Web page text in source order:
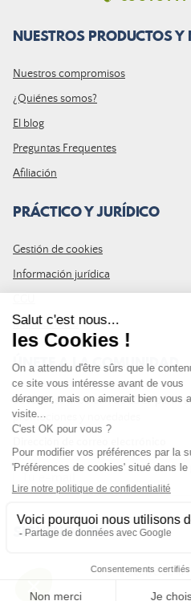
NUESTROS PRODUCTOS
Nuestros compromisos
¿Quiénes somos?
El blog
Preguntas Frequentes
Afiliación
PRÁCTICO Y JURÍDICO
Gestión de cookies
Información jurídica
Mapa del sitio
ÚNETE A LA COMUNIDAD
Suscríbase al boletín de LDLP para
promociones y novedades
SÍGUENOS EN
© Leurre de la